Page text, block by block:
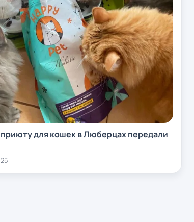
для кошек в Люберцах передали